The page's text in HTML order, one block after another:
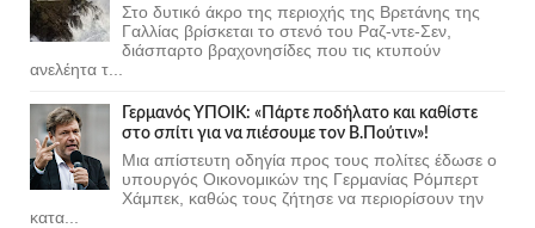
Στο δυτικό άκρο της περιοχής της Βρετάνης της
Γαλλίας βρίσκεται το στενό του Ραζ-ντε-Σεν,
διάσπαρτο βραχονησίδες που τις κτυπούν
ανελέητα τ...
Γερμανός ΥΠΟΙΚ: «Πάρτε ποδήλατο και καθίστε
στο σπίτι για να πιέσουμε τον Β.Πούτιν»!
Μια απίστευτη οδηγία προς τους πολίτες έδωσε ο
υπουργός Οικονομικών της Γερμανίας Ρόμπερτ
Χάμπεκ, καθώς τους ζήτησε να περιορίσουν την
κατα...